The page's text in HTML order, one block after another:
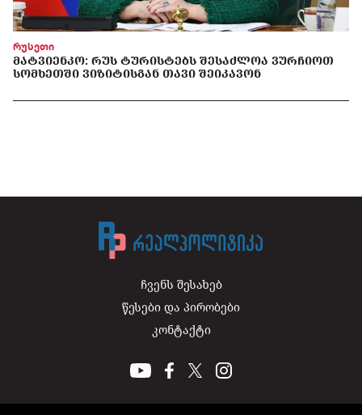
რუსეთი
ᲛᲐᲢᲕᲘᲔᲜᲙᲝ: ᲠᲣᲡ ᲢᲣᲠᲘᲡᲢᲔᲑᲡ ᲨᲔᲡᲐᲫᲚᲝᲐ ᲕᲣᲠᲩᲘᲝᲗ
ᲡᲝᲛᲮᲔᲗᲨᲘ ᲕᲘᲖᲘᲢᲘᲡᲒᲐᲜ ᲗᲐᲕᲘ ᲨᲔᲘᲙᲐᲕᲝᲜ
ჩვენს შესახებ
წესები და პირობები
კონტაქტი